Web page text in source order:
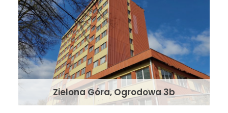
Zielona Góra, Ogrodowa 3b